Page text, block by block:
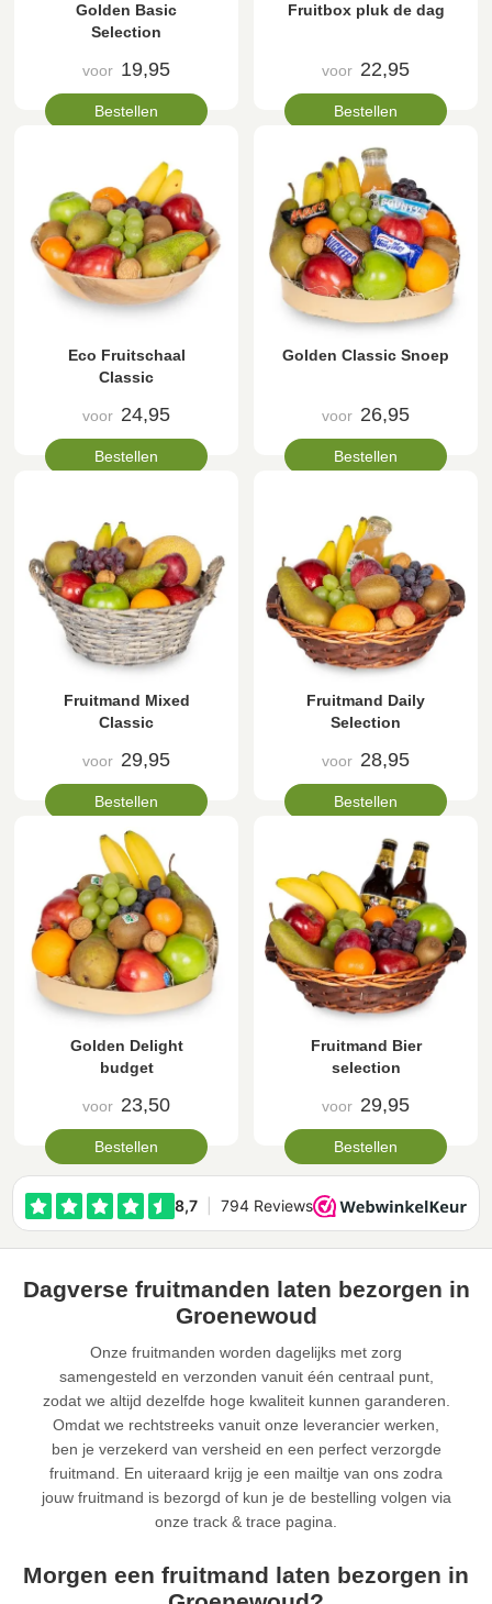
Golden Basic
Selection
voor 19,95
Bestellen
Fruitbox pluk de dag
voor 22,95
Bestellen
Eco Fruitschaal
Classic
voor 24,95
Bestellen
Golden Classic Snoep
voor 26,95
Bestellen
Fruitmand Mixed
Classic
voor 29,95
Bestellen
Fruitmand Daily
Selection
voor 28,95
Bestellen
Golden Delight
budget
voor 23,50
Bestellen
Fruitmand Bier
selection
voor 29,95
Bestellen
Dagverse fruitmanden laten bezorgen in
Groenewoud
Onze fruitmanden worden dagelijks met zorg
samengesteld en verzonden vanuit één centraal punt,
zodat we altijd dezelfde hoge kwaliteit kunnen garanderen.
Omdat we rechtstreeks vanuit onze leverancier werken,
ben je verzekerd van versheid en een perfect verzorgde
fruitmand. En uiteraard krijg je een mailtje van ons zodra
jouw fruitmand is bezorgd of kun je de bestelling volgen via
onze track & trace pagina.
Morgen een fruitmand laten bezorgen in